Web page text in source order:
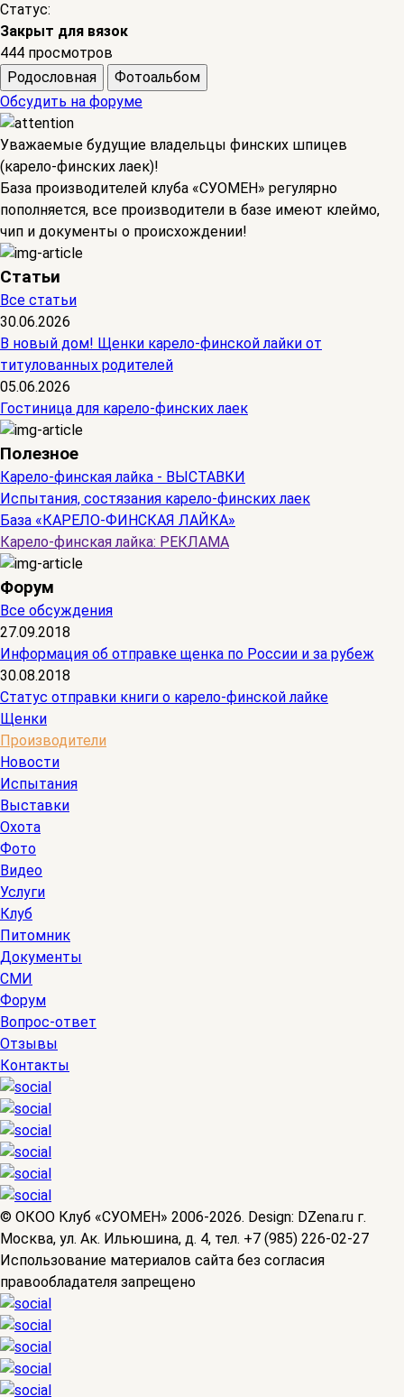
Статус:
Закрыт для вязок
444 просмотров
Родословная
Фотоальбом
Обсудить на форуме
Уважаемые будущие владельцы финских шпицев
(карело-финских лаек)!
База производителей клуба «СУОМЕН» регулярно
пополняется, все производители в базе имеют клеймо,
чип и документы о происхождении!
Статьи
Все статьи
30.06.2026
В новый дом! Щенки карело-финской лайки от
титулованных родителей
05.06.2026
Гостиница для карело-финских лаек
Полезное
Карело-финская лайка - ВЫСТАВКИ
Испытания, состязания карело-финских лаек
База «КАРЕЛО-ФИНСКАЯ ЛАЙКА»
Карело-финская лайка: РЕКЛАМА
Форум
Все обсуждения
27.09.2018
Информация об отправке щенка по России и за рубеж
30.08.2018
Статус отправки книги о карело-финской лайке
Щенки
Производители
Новости
Испытания
Выставки
Охота
Фото
Видео
Услуги
Клуб
Питомник
Документы
СМИ
Форум
Вопрос-ответ
Отзывы
Контакты
© OКОО Клуб «СУОМЕН» 2006-2026. Design: DZena.ru г.
Москва, ул. Ак. Ильюшина, д. 4, тел. +7 (985) 226-02-27
Использование материалов сайта без согласия
правообладателя запрещено